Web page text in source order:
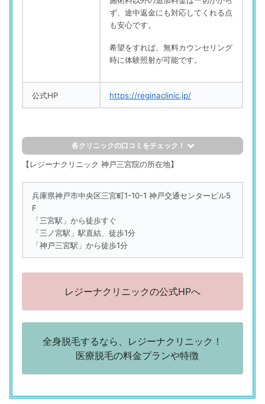
ず、途中返金にも対応してくれる点
も安心です。
希望をすれば、無料カウンセリング
時に体験照射が可能です。
公式HP https://reginaclinic.jp/
各クリニックの口コミをチェック！
レジーナクリニック 神戸三宮院
「駅からのアクセスが良い。気持ちの良い接客で、明るい雰
囲気」
（25歳／正社員（一般事務）／販売職・サービス系）
レジーナクリニック 神戸三宮院
「ていねいな施術だった」
（22歳／学生／その他／学生）
レジーナクリニック 神戸三宮院
「勧誘はなかった」
（34歳／正社員（一般事務）／専門職／金融・不動産・医
療・福祉系など）
評判の悪い口コミ
「もう少し短い期間で通いたい。次回予約までの間隔が長い
【レジーナクリニック 神戸三宮院の所在地】
兵庫県神戸市中央区三宮町1-10-1 神戸交通センタービル5
F
「三宮駅」から徒歩すぐ
「三ノ宮駅」駅直結、徒歩1分
「神戸三宮駅」から徒歩1分
レジーナクリニックの公式HPへ
全身脱毛するなら、レジーナクリニック！
医療脱毛の料金プランや特徴